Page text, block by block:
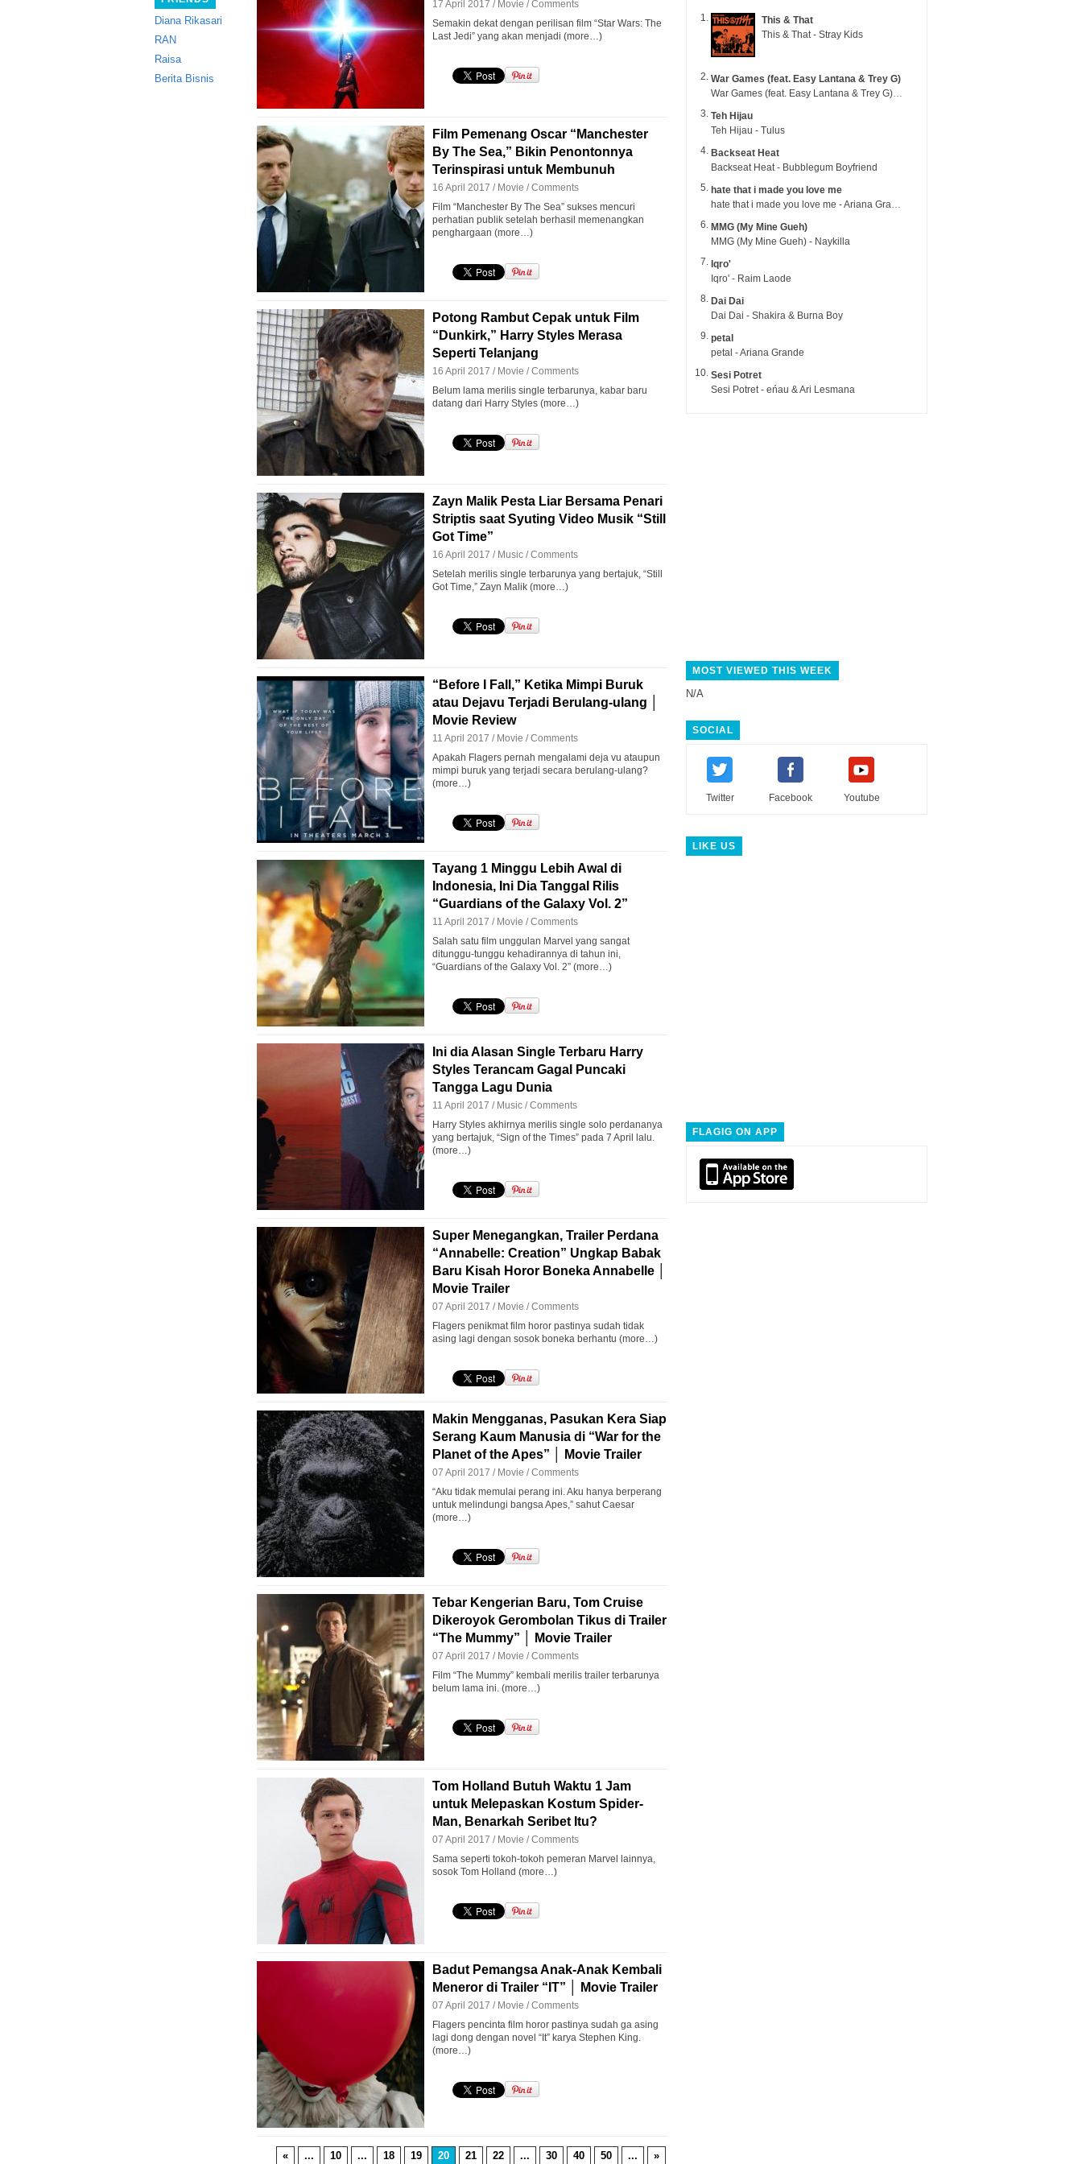
Diana Rikasari
RAN
Raisa
Berita Bisnis
17 April 2017 / Movie /Comments
Semakin dekat dengan perilisan film “Star Wars: The
Last Jedi” yang akan menjadi (more…)
Film Pemenang Oscar “Manchester
By The Sea,” Bikin Penontonnya
Terinspirasi untuk Membunuh
16 April 2017 / Movie /Comments
Film “Manchester By The Sea” sukses mencuri
perhatian publik setelah berhasil memenangkan
penghargaan (more…)
Potong Rambut Cepak untuk Film
“Dunkirk,” Harry Styles Merasa
Seperti Telanjang
16 April 2017 / Movie /Comments
Belum lama merilis single terbarunya, kabar baru
datang dari Harry Styles (more…)
Zayn Malik Pesta Liar Bersama Penari
Striptis saat Syuting Video Musik “Still
Got Time”
16 April 2017 / Music /Comments
Setelah merilis single terbarunya yang bertajuk, “Still
Got Time,” Zayn Malik (more…)
“Before I Fall,” Ketika Mimpi Buruk
atau Dejavu Terjadi Berulang-ulang │
Movie Review
11 April 2017 / Movie /Comments
Apakah Flagers pernah mengalami deja vu ataupun
mimpi buruk yang terjadi secara berulang-ulang?
(more…)
Tayang 1 Minggu Lebih Awal di
Indonesia, Ini Dia Tanggal Rilis
“Guardians of the Galaxy Vol. 2”
11 April 2017 / Movie /Comments
Salah satu film unggulan Marvel yang sangat
ditunggu-tunggu kehadirannya di tahun ini,
“Guardians of the Galaxy Vol. 2” (more…)
Ini dia Alasan Single Terbaru Harry
Styles Terancam Gagal Puncaki
Tangga Lagu Dunia
11 April 2017 / Music /Comments
Harry Styles akhirnya merilis single solo perdananya
yang bertajuk, “Sign of the Times” pada 7 April lalu.
(more…)
Super Menegangkan, Trailer Perdana
“Annabelle: Creation” Ungkap Babak
Baru Kisah Horor Boneka Annabelle │
Movie Trailer
07 April 2017 / Movie /Comments
Flagers penikmat film horor pastinya sudah tidak
asing lagi dengan sosok boneka berhantu (more…)
Makin Mengganas, Pasukan Kera Siap
Serang Kaum Manusia di “War for the
Planet of the Apes” │ Movie Trailer
07 April 2017 / Movie /Comments
“Aku tidak memulai perang ini. Aku hanya berperang
untuk melindungi bangsa Apes,” sahut Caesar
(more…)
Tebar Kengerian Baru, Tom Cruise
Dikeroyok Gerombolan Tikus di Trailer
“The Mummy” │ Movie Trailer
07 April 2017 / Movie /Comments
Film “The Mummy” kembali merilis trailer terbarunya
belum lama ini. (more…)
Tom Holland Butuh Waktu 1 Jam
untuk Melepaskan Kostum Spider-
Man, Benarkah Seribet Itu?
07 April 2017 / Movie /Comments
Sama seperti tokoh-tokoh pemeran Marvel lainnya,
sosok Tom Holland (more…)
Badut Pemangsa Anak-Anak Kembali
Meneror di Trailer “IT” │ Movie Trailer
07 April 2017 / Movie /Comments
Flagers pencinta film horor pastinya sudah ga asing
lagi dong dengan novel “It” karya Stephen King.
(more…)
« ... 10 ... 18 19 20 21 22 ... 30 40 50 ... »
This & That
This & That - Stray Kids
War Games (feat. Easy Lantana & Trey G)
War Games (feat. Easy Lantana & Trey G) - Trub
Teh Hijau
Teh Hijau - Tulus
Backseat Heat
Backseat Heat - Bubblegum Boyfriend
hate that i made you love me
hate that i made you love me - Ariana Grande
MMG (My Mine Gueh)
MMG (My Mine Gueh) - Naykilla
Iqro'
Iqro' - Raim Laode
Dai Dai
Dai Dai - Shakira & Burna Boy
petal
petal - Ariana Grande
Sesi Potret
Sesi Potret - eńau & Ari Lesmana
MOST VIEWED THIS WEEK
N/A
SOCIAL
Twitter Facebook Youtube
LIKE US
FLAGIG ON APP